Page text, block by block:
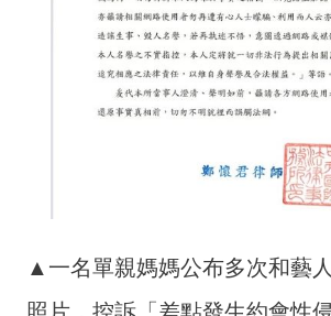
▲一名單親媽媽公布多次和藝